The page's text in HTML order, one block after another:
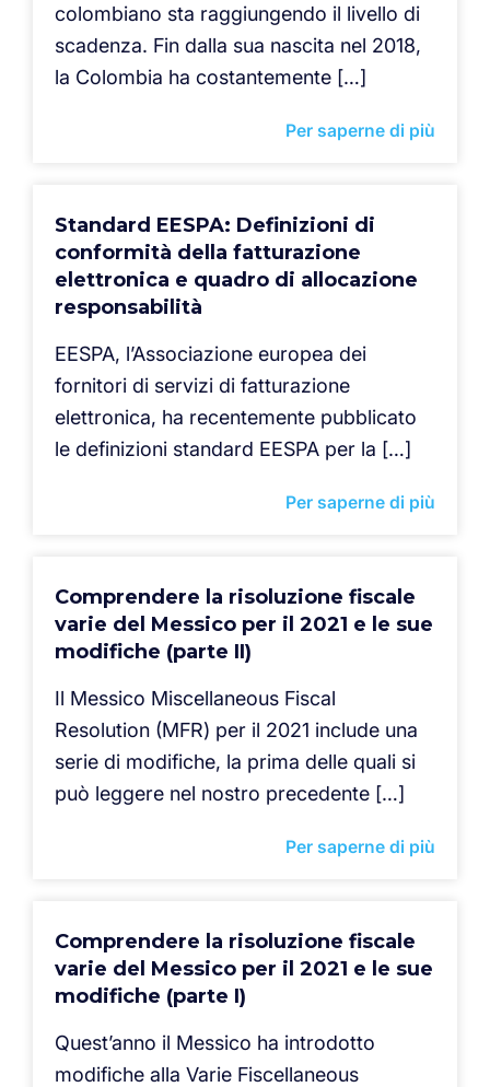
colombiano sta raggiungendo il livello di
scadenza. Fin dalla sua nascita nel 2018,
la Colombia ha costantemente […]
Per saperne di più
Standard EESPA: Definizioni di
conformità della fatturazione
elettronica e quadro di allocazione
responsabilità
EESPA, l’Associazione europea dei
fornitori di servizi di fatturazione
elettronica, ha recentemente pubblicato
le definizioni standard EESPA per la […]
Per saperne di più
Comprendere la risoluzione fiscale
varie del Messico per il 2021 e le sue
modifiche (parte II)
Il Messico Miscellaneous Fiscal
Resolution (MFR) per il 2021 include una
serie di modifiche, la prima delle quali si
può leggere nel nostro precedente […]
Per saperne di più
Comprendere la risoluzione fiscale
varie del Messico per il 2021 e le sue
modifiche (parte I)
Quest’anno il Messico ha introdotto
modifiche alla Varie Fiscellaneous